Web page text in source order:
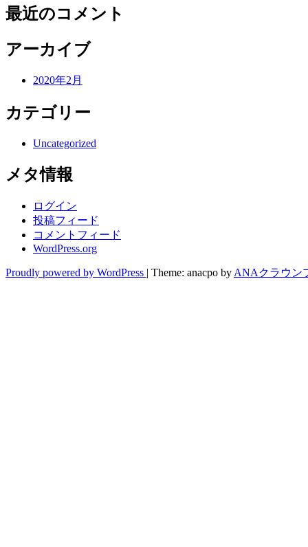
最近のコメント
アーカイブ
2020年2月
カテゴリー
Uncategorized
メタ情報
ログイン
投稿フィード
コメントフィード
WordPress.org
Proudly powered by WordPress | Theme: anacpo by ANAクラウン